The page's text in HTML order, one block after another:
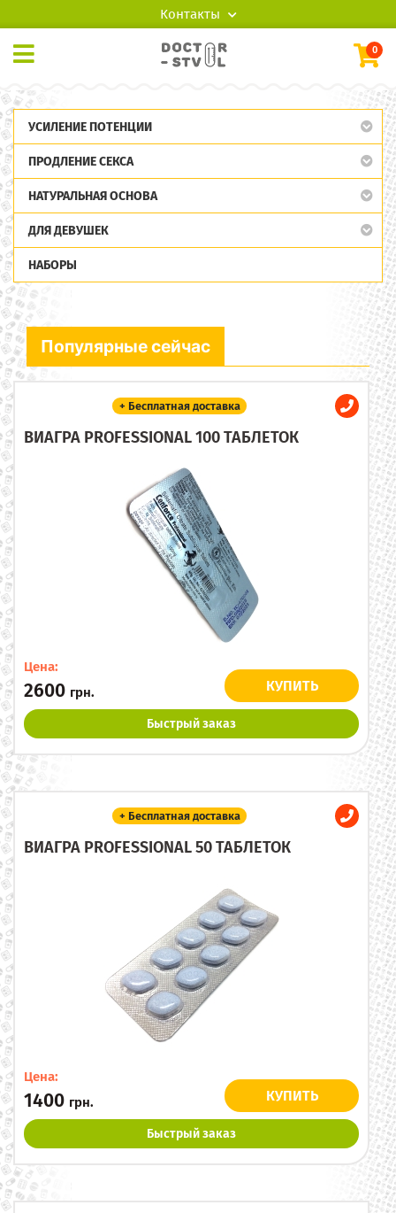
Контакты
0
УСИЛЕНИЕ ПОТЕНЦИИ
ПРОДЛЕНИЕ СЕКСА
НАТУРАЛЬНАЯ ОСНОВА
ДЛЯ ДЕВУШЕК
НАБОРЫ
Популярные сейчас
+ Бесплатная доставка
ВИАГРА PROFESSIONAL 100 ТАБЛЕТОК
Цена:
2600 грн. КУПИТЬ
Быстрый заказ
+ Бесплатная доставка
ВИАГРА PROFESSIONAL 50 ТАБЛЕТОК
Цена:
1400 грн. КУПИТЬ
Быстрый заказ